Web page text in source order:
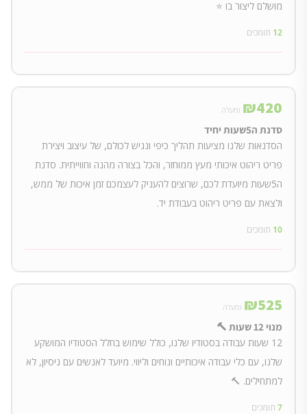
מושלם ליצור בו ⭐
12 תומכים
₪420 ומעלה
סדנת ה5שעות יחיד
הסדנאות שלנו מציעות תהליך כיפי ונגיש לכולם, של עיצוב ויצירת
פריט ריהוט איכותי מעץ ממוחזר, והכל בצורה מהנה וחווייתית. סדנת
ה5שעות מיועדת לכם, שרוצים להעניק לעצמכם זמן איכות של ממש,
ולצאת עם פריט ריהוט בעבודת יד.
10 תומכים
₪525 ומעלה
מנוי 12 שעות 🔨
12 שעות עבודה בסטודיו שלנו, כולל שימוש בחלל הסטודיו המושקע
שלנו, עם כלי עבודה איכותיים ונוחים וליווי. מיועד לאנשים עם ניסיון, לא
למתחילים. 🔨
7 תומכים